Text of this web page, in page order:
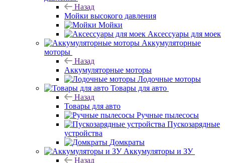
Назад
Мойки высокого давления
Мойки
Аксессуары для моек
Аккумуляторные
моторы
Назад
Аккумуляторные моторы
Лодочные моторы
Товары для авто
Назад
Товары для авто
Ручные пылесосы
Пускозарядные
устройства
Домкраты
Аккумуляторы и ЗУ
Назад